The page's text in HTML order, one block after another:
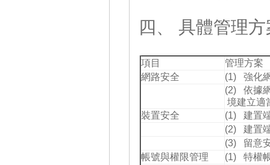
四、 具體管理方
項目
管理方案
網路安全
(1) 強化
(2) 依據
境建立適
裝置安全
(1) 建置
(2) 建置
(3) 留意
帳號與權限管理
(1) 特權